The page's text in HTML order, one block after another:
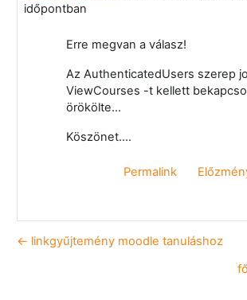
időpontban
Erre megvan a válasz!
Az AuthenticatedUsers szerep
ViewCourses -t kellett
örökölte...
Köszönet....
Permalink
← linkgyűjtemény moodle tanuláshoz